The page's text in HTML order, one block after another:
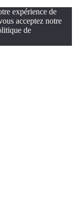
expérience de
acceptez notre
de